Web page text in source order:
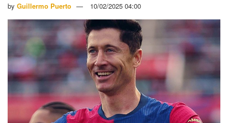
by Guillermo Puerto 10/02/2025 04:00